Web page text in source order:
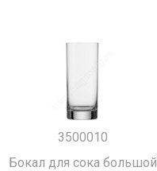
3500010
Бокал для сока большой